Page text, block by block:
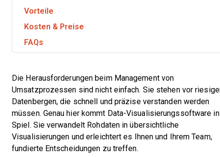
Vorteile
Kosten & Preise
FAQs
Die Herausforderungen beim Management von
Umsatzprozessen sind nicht einfach. Sie stehen vor
Datenbergen, die schnell und präzise verstanden werden
müssen. Genau hier kommt Data-Visualisierungssoftware
Spiel. Sie verwandelt Rohdaten in übersichtliche
Visualisierungen und erleichtert es Ihnen und Ihrem Team,
fundierte Entscheidungen zu treffen.